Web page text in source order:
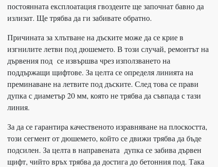
постоянната експлоатация гвоздеите ще започнат бавно да
излизат. Ще трябва да ги забивате обратно.
Причината за хлътване на дъските може да се крие в
изгнилите летви под дюшемето. В този случай, ремонтът на
дървения под се извършва чрез използването на
поддържащи щифтове. За целта се определя линията на
преминаване на летвите под дъските. След това се прави
дупка с диаметър 20 мм, която не трябва да съвпада с тази
линия.
За да се гарантира качественото изравняване на плоскостта,
този сегмент от дюшемето, който се движи трябва да бъде
подсилен. За целта в направената дупка се забива дървен
щифт, чийто връх трябва да достига до бетонния под. Така